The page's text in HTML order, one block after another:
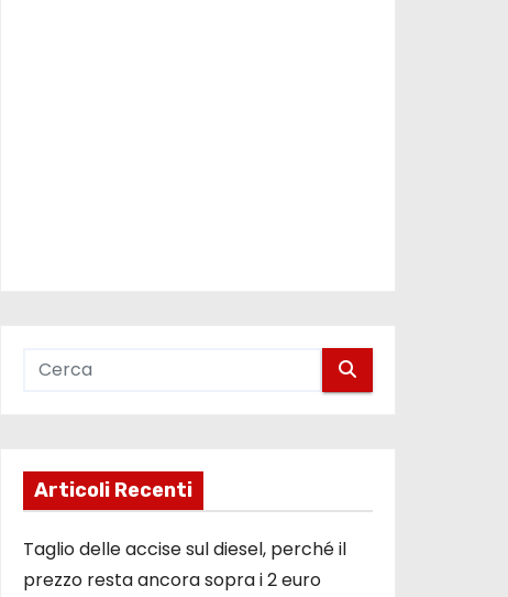
Articoli Recenti
Taglio delle accise sul diesel, perché il
prezzo resta ancora sopra i 2 euro